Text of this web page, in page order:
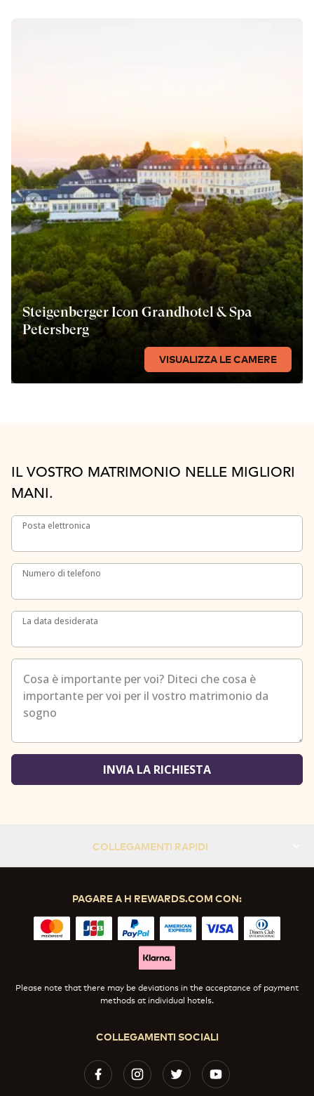
Steigenberger Icon Grandhotel & Spa
Petersberg
VISUALIZZA LE CAMERE
IL VOSTRO MATRIMONIO NELLE MIGLIORI
MANI.
Posta elettronica
Posta elettronica
Numero di telefono
Numero di telefono
La data desiderata
La data desiderata
Cosa è importante per voi? Diteci che cosa è
INVIA LA RICHIESTA
COLLEGAMENTI RAPIDI
COLLEGAMENTI SOCIALI
PAGARE A H REWARDS.COM CON:
Please note that there may be deviations in the acceptance of payment
methods at individual hotels.